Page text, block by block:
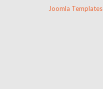
Joomla Templates